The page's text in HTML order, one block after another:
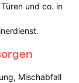
und co. in
Mischabfall